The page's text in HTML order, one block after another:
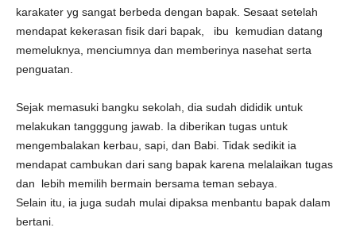
karakater yg sangat berbeda dengan bapak. Sesaat setelah
mendapat kekerasan fisik dari bapak, ibu kemudian datang
memeluknya, menciumnya dan memberinya nasehat serta
penguatan.
Sejak memasuki bangku sekolah, dia sudah dididik untuk
melakukan tangggung jawab. Ia diberikan tugas untuk
mengembalakan kerbau, sapi, dan Babi. Tidak sedikit ia
mendapat cambukan dari sang bapak karena melalaikan tugas
dan lebih memilih bermain bersama teman sebaya.
Selain itu, ia juga sudah mulai dipaksa menbantu bapak dalam
bertani.